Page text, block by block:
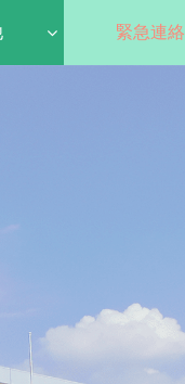
緊急連絡